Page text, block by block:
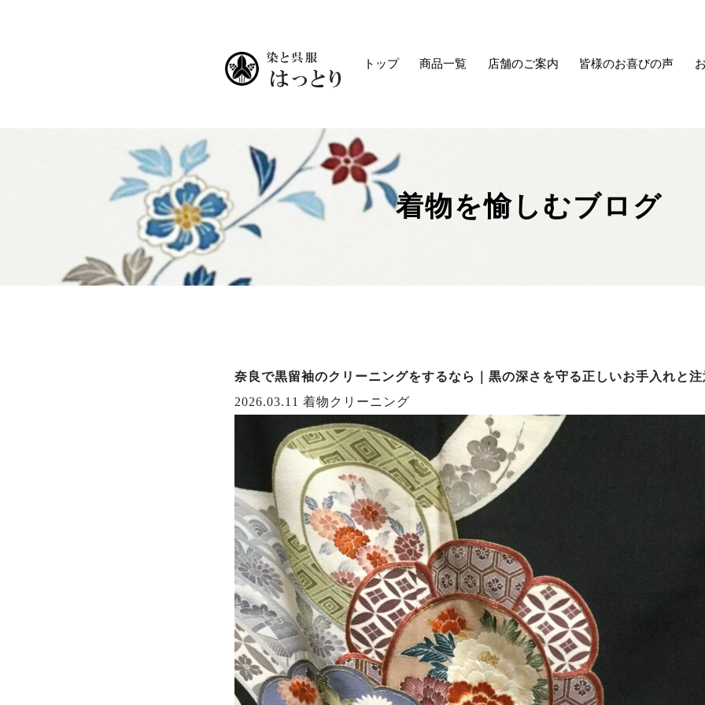
トップ 商品一覧 店舗のご案内 皆様のお喜びの声
着物を愉しむブログ
奈良で黒留袖のクリーニングをするなら｜黒の深さを守る正しいお手入れと
2026.03.11 着物クリーニング